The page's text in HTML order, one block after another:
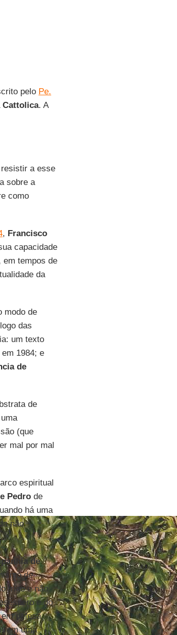
pelo Pe.
Cattolica. A
a esse
sobre a
como
, Francisco
capacidade
em tempos de
da
modo de
das
um texto
1984; e
de
de
(que
mal por mal
espiritual
Pedrode
há uma
não
de
de
trigo e não
e do
defesa
uma